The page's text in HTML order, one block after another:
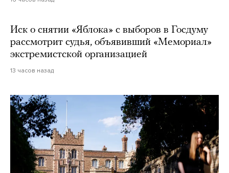
Иск о снятии «Яблока» с выборов в Госдуму
рассмотрит судья, объявивший «Мемориал»
экстремистской организацией
13 часов назад